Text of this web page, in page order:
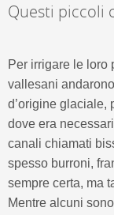
Questi piccoli
Per irrigare le loro
vallesani
d’origine glaciale,
dove era
canali chiamati
spesso burroni,
sempre certa, ma
Mentre alcuni